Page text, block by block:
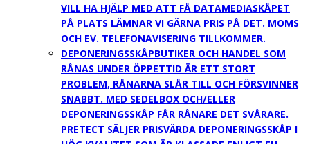
VILL HA HJÄLP MED ATT FÅ DATAMEDIASKÅPET
PÅ PLATS LÄMNAR VI GÄRNA PRIS PÅ DET. MOMS
OCH EV. TELEFONAVISERING TILLKOMMER.
DEPONERINGSSKÅPBUTIKER OCH HANDEL SOM
RÅNAS UNDER ÖPPETTID ÄR ETT STORT
PROBLEM, RÅNARNA SLÅR TILL OCH FÖRSVINNER
SNABBT. MED SEDELBOX OCH/ELLER
DEPONERINGSSKÅP FÅR RÅNARE DET SVÅRARE.
PRETECT SÄLJER PRISVÄRDA DEPONERINGSSKÅP I